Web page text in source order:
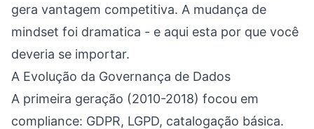
gera vantagem competitiva. A mudança de
mindset foi dramatica - e aqui esta por que você
deveria se importar.
A Evolução da Governança de Dados
A primeira geração (2010-2018) focou em
compliance: GDPR, LGPD, catalogação básica.